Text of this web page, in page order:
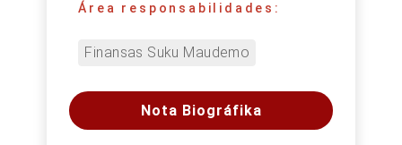
Área responsabilidades:
Finansas Suku Maudemo
Nota Biográfika